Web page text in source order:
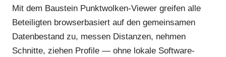
Mit dem Baustein Punktwolken-Viewer greifen alle
Beteiligten browserbasiert auf den gemeinsamen
Datenbestand zu, messen Distanzen, nehmen
Schnitte, ziehen Profile — ohne lokale Software-